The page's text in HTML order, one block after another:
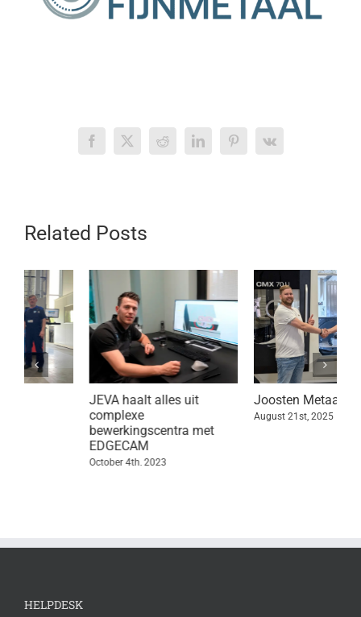
Facebook
X RedditLinkedInPinterest
Vk
Related Posts
JEVA haalt alles uit
bewerkingscentra met
October 4th, 2023
Joosten Metaal
August 21st, 2025